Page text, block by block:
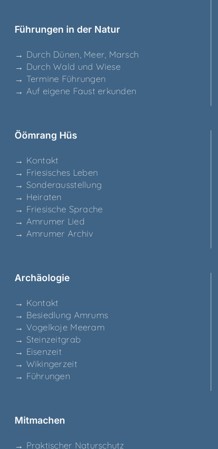
Füh­run­gen in der Natur
→ Durch Dünen, Meer, Marsch
→ Durch Wald und Wiese
→ Ter­mi­ne Führungen
→ Auf eige­ne Faust erkunden
Ööm­rang Hüs
→ Kon­takt
→ Frie­si­sches Leben
→ Son­der­aus­stel­lung
→ Hei­ra­ten
→ Frie­si­sche Sprache
→ Amru­mer Lied
→ Amru­mer Archiv
Archäo­lo­gie
→ Kon­takt
→ Besied­lung Amrums
→ Vogel­ko­je Meeram
→ Stein­zeit­grab
→ Eisen­zeit
→ Wikin­ger­zeit
→ Füh­run­gen
Mit­ma­chen
→ Prak­ti­scher Naturschutz